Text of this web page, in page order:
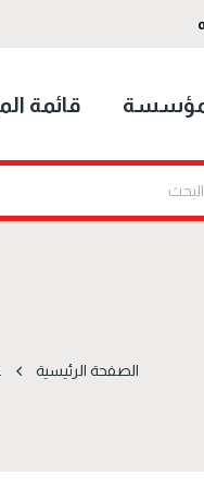
قائمة
الصفحة الرئيسية